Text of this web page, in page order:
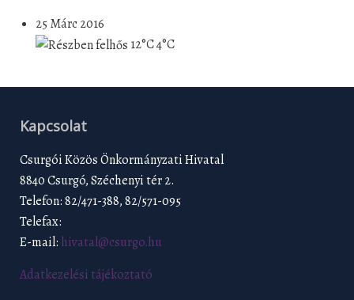
25 Márc 2016
12°C4°C
Kapcsolat
Csurgói Közös Önkormányzati Hivatal
8840 Csurgó, Széchenyi tér 2.
Telefon: 82/471-388, 82/571-095
Telefax:
E-mail: hivatal@csurgo.hu
Adatkezelési tájékoztató